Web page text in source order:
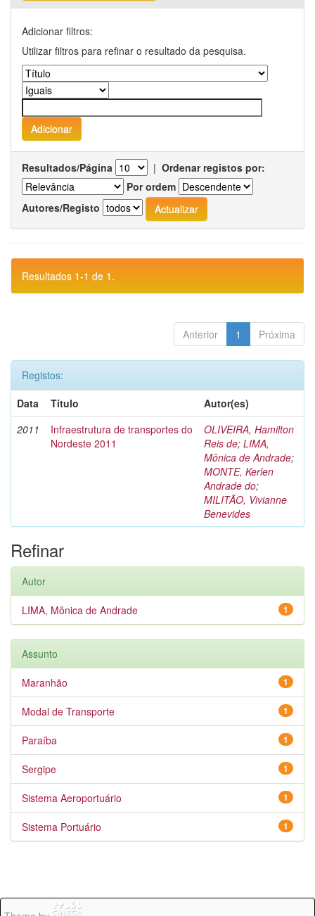
Adicionar filtros:
Utilizar filtros para refinar o resultado da pesquisa.
Resultados/Página | Ordenar registos por:
Por ordem
Autores/Registo
Resultados 1-1 de 1.
Anterior 1 Próxima
Registos:
Data
Título
Autor(es)
2011
Infraestrutura de transportes do
Nordeste 2011
OLIVEIRA, Hamilton
Reis de; LIMA,
Mônica de Andrade;
MONTE, Kerlen
Andrade do;
MILITÃO, Vivianne
Benevides
Refinar
Autor
1
LIMA, Mônica de Andrade
Assunto
1
Maranhão
1
Modal de Transporte
1
Paraíba
1
Sergipe
1
Sistema Aeroportuário
1
Sistema Portuário